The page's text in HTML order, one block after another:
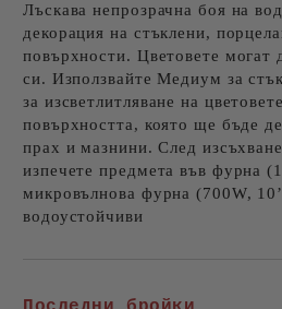
Лъскава непрозрачна боя на
декорация на стъклени,
повърхности. Цветовете могат
си. Използвайте Медиум за
за изсветлитляване на
повърхността, която ще бъде
прах и мазнини. След
изпечете предмета във фурна
микровълнова фурна (700W,
водоустойчиви